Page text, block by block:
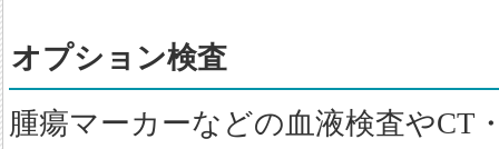
オプション検査
腫瘍マーカーなどの血液検査やCT